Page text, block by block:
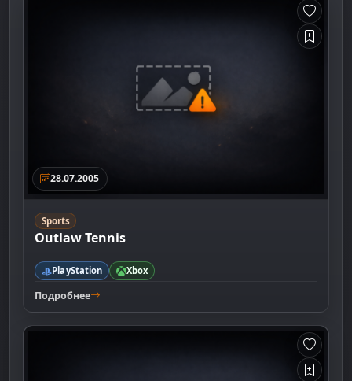
28.07.2005
Sports
Outlaw Tennis
PlayStation Xbox
Подробнее